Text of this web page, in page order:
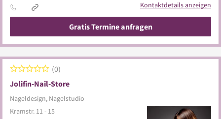
Kontaktdetails anzeigen
Gratis Termine anfragen
Jolifin-Nail-Store
Nageldesign, Nagelstudio
0
Kramstr. 11 - 15